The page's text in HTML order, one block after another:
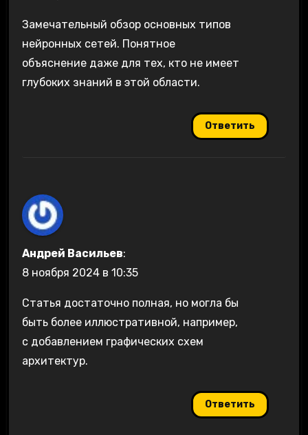
Замечательный обзор основных типов
нейронных сетей. Понятное
объяснение даже для тех, кто не имеет
глубоких знаний в этой области.
Ответить
Андрей Васильев:
8 ноября 2024 в 10:35
Статья достаточно полная, но могла бы
быть более иллюстративной, например,
с добавлением графических схем
архитектур.
Ответить